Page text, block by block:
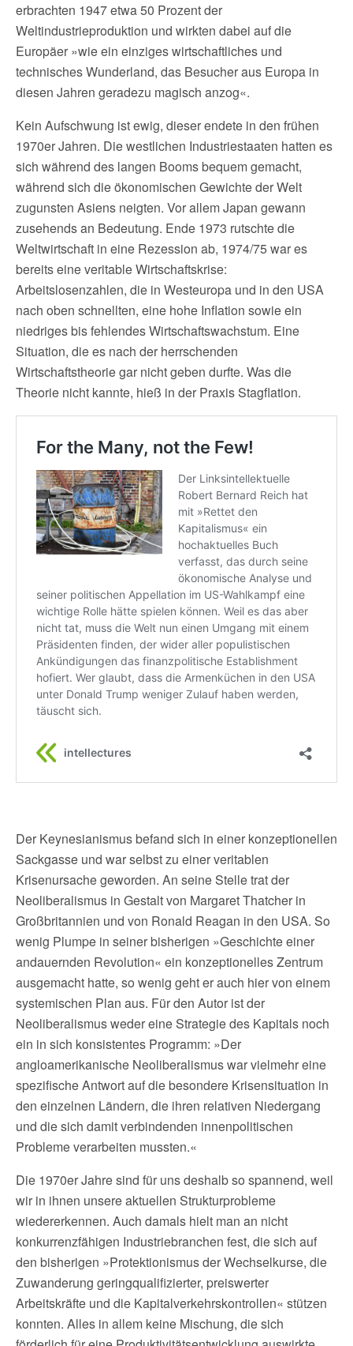
erbrachten 1947 etwa 50 Prozent der
Weltindustrieproduktion und wirkten dabei auf die
Europäer »wie ein einziges wirtschaftliches und
technisches Wunderland, das Besucher aus Europa in
diesen Jahren geradezu magisch anzog«.
Kein Aufschwung ist ewig, dieser endete in den frühen
1970er Jahren. Die westlichen Industriestaaten hatten es
sich während des langen Booms bequem gemacht,
während sich die ökonomischen Gewichte der Welt
zugunsten Asiens neigten. Vor allem Japan gewann
zusehends an Bedeutung. Ende 1973 rutschte die
Weltwirtschaft in eine Rezession ab, 1974/75 war es
bereits eine veritable Wirtschaftskrise:
Arbeitslosenzahlen, die in Westeuropa und in den USA
nach oben schnellten, eine hohe Inflation sowie ein
niedriges bis fehlendes Wirtschaftswachstum. Eine
Situation, die es nach der herrschenden
Wirtschaftstheorie gar nicht geben durfte. Was die
Theorie nicht kannte, hieß in der Praxis Stagflation.
Der Keynesianismus befand sich in einer konzeptionellen
Sackgasse und war selbst zu einer veritablen
Krisenursache geworden. An seine Stelle trat der
Neoliberalismus in Gestalt von Margaret Thatcher in
Großbritannien und von Ronald Reagan in den USA. So
wenig Plumpe in seiner bisherigen »Geschichte einer
andauernden Revolution« ein konzeptionelles Zentrum
ausgemacht hatte, so wenig geht er auch hier von einem
systemischen Plan aus. Für den Autor ist der
Neoliberalismus weder eine Strategie des Kapitals noch
ein in sich konsistentes Programm: »Der
angloamerikanische Neoliberalismus war vielmehr eine
spezifische Antwort auf die besondere Krisensituation in
den einzelnen Ländern, die ihren relativen Niedergang
und die sich damit verbindenden innenpolitischen
Probleme verarbeiten mussten.«
Die 1970er Jahre sind für uns deshalb so spannend, weil
wir in ihnen unsere aktuellen Strukturprobleme
wiedererkennen. Auch damals hielt man an nicht
konkurrenzfähigen Industriebranchen fest, die sich auf
den bisherigen »Protektionismus der Wechselkurse, die
Zuwanderung geringqualifizierter, preiswerter
Arbeitskräfte und die Kapitalverkehrskontrollen« stützen
konnten. Alles in allem keine Mischung, die sich